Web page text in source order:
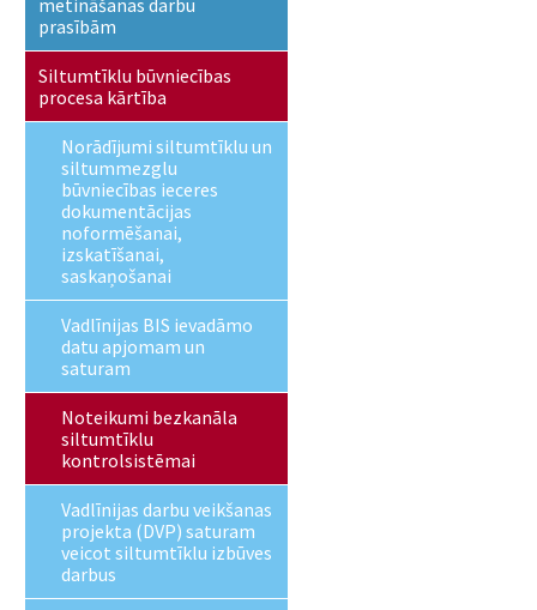
metināšanas darbu
prasībām
Siltumtīklu būvniecības
procesa kārtība
Norādījumi siltumtīklu un
siltummezglu
būvniecības ieceres
dokumentācijas
noformēšanai,
izskatīšanai,
saskaņošanai
Vadlīnijas BIS ievadāmo
datu apjomam un
saturam
Noteikumi bezkanāla
siltumtīklu
kontrolsistēmai
Vadlīnijas darbu veikšanas
projekta (DVP) saturam
veicot siltumtīklu izbūves
darbus